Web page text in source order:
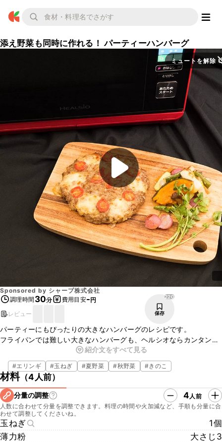
添え野菜も同時に作れる！ パーティーハンバーグ
ミュートを解除
Sponsored by シャープ株式会社
調理時間 30分 費用目安-円
レビュー
220
保存
パーティーにもぴったりの大きなハンバーグのレシピです。
フライパンでは難しい大きなハンバーグも、ヘルシオならカンタン！
焼き時間や温度を自動で調整して、しかも一緒にのせた野菜まで同時
にちょうどいい具合に仕上がります。
詳しくは「http://healsio.jp/」まで！
紹介文をすべて見る
#エリンギ #玉ねぎ #夏野菜 #秋野菜 #きのこ
材料（4人前）
分量の調整 4人前
人数に合わせて分量を調整できます。料理の時間や火加減など、手順も分量に合
わせて調整してくださいね。
玉ねぎ
1個
薄力粉
大さじ3